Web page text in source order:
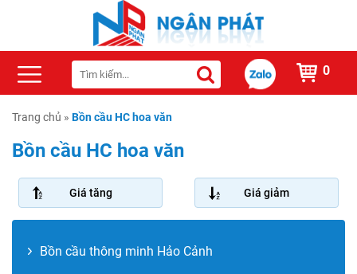
0
Trang chủ » Bồn cầu HC hoa văn
Bồn cầu HC hoa văn
Giá tăng Giá giảm
Bồn cầu thông minh Hảo Cảnh